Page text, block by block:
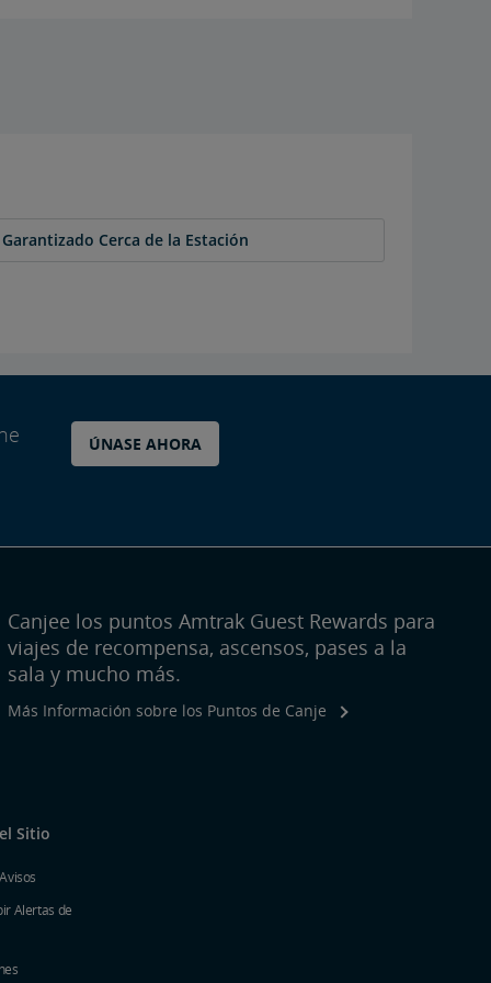
Cerca de la Estación
ÚNASE AHORA
Canjee los puntos Amtrak Guest Rewards para
viajes de recompensa, ascensos, pases a la
sala y mucho más.
Más Información sobre los Puntos de Canje
Sitio
Alertas de